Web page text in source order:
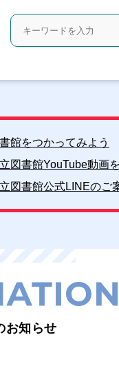
館をつかってみよう
図書館YouTube動画
図書館公式LINEのご
お知らせ